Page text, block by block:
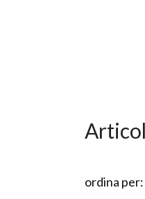
ordina per: